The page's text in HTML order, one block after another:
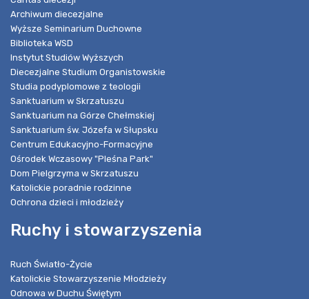
Archiwum diecezjalne
Wyższe Seminarium Duchowne
Biblioteka WSD
Instytut Studiów Wyższych
Diecezjalne Studium Organistowskie
Studia podyplomowe z teologii
Sanktuarium w Skrzatuszu
Sanktuarium na Górze Chełmskiej
Sanktuarium św. Józefa w Słupsku
Centrum Edukacyjno-Formacyjne
Ośrodek Wczasowy "Pleśna Park"
Dom Pielgrzyma w Skrzatuszu
Katolickie poradnie rodzinne
Ochrona dzieci i młodzieży
Ruchy i stowarzyszenia
Ruch Światło-Życie
Katolickie Stowarzyszenie Młodzieży
Odnowa w Duchu Świętym